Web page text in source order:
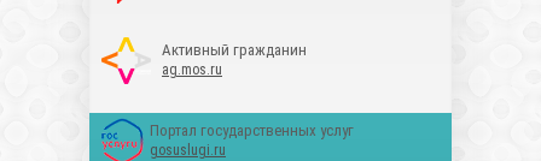
Активный гражданин
ag.mos.ru
Портал государственных услуг
gosuslugi.ru